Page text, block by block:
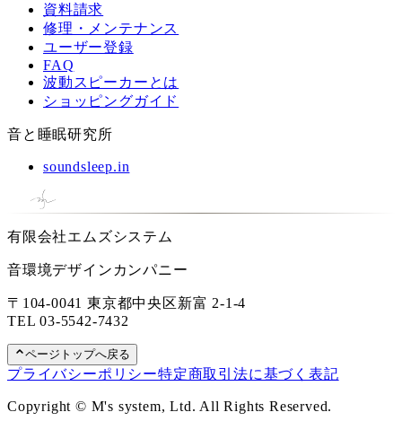
資料請求
修理・メンテナンス
ユーザー登録
FAQ
波動スピーカーとは
ショッピングガイド
音と睡眠研究所
soundsleep.in
有限会社エムズシステム
音環境デザインカンパニー
〒104-0041 東京都中央区新富 2-1-4
TEL03-5542-7432
ページトップへ戻る
プライバシーポリシー特定商取引法に基づく表記
Copyright © M's system, Ltd. All Rights Reserved.